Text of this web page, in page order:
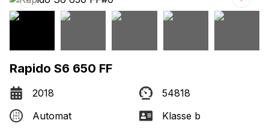
Rapido S6 650 FF
2018
54818
Automat
Klasse b